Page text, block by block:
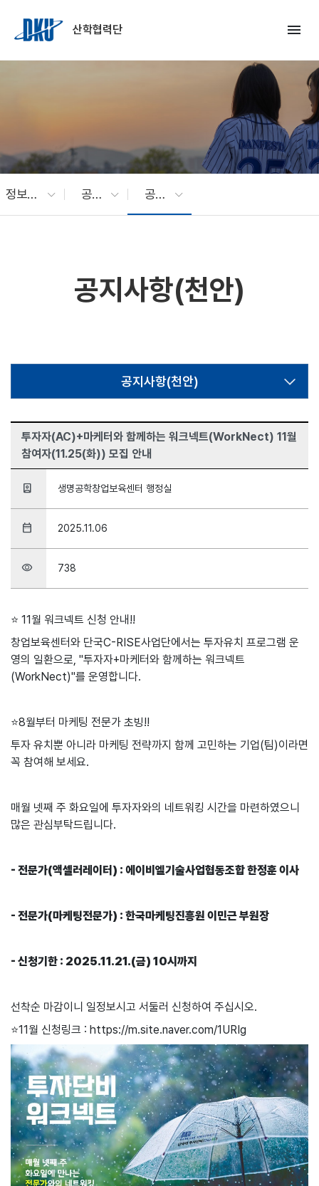
산학협력단
menu
정보광장 공지사항 공지사항(천안)
공지사항(천안)
공지사항(천안)
투자자(AC)+마케터와 함께하는 워크넥트(WorkNect) 11월
참여자(11.25(화)) 모집 안내
person_book 생명공학창업보육센터 행정실
date_range 2025.11.06
visibility 738
⭐ 11월 워크넥트 신청 안내!!
창업보육센터와 단국C-RISE사업단에서는 투자유치 프로그램 운
영의 일환으로, "투자자+마케터와 함께하는 워크넥트
(WorkNect)"를 운영합니다.
⭐8월부터 마케팅 전문가 초빙!!
투자 유치뿐 아니라 마케팅 전략까지 함께 고민하는 기업(팀)이라면
꼭 참여해 보세요.
매월 넷째 주 화요일에 투자자와의 네트워킹 시간을 마련하였으니
많은 관심부탁드립니다.
- 전문가(액셀러레이터) : 에이비엘기술사업협동조합 한정훈 이사
- 전문가(마케팅전문가) : 한국마케팅진흥원 이민근 부원장
- 신청기한 : 2025.11.21.(금) 10시까지
선착순 마감이니 일정보시고 서둘러 신청하여 주십시오.
⭐11월 신청링크 : https://m.site.naver.com/1URIg